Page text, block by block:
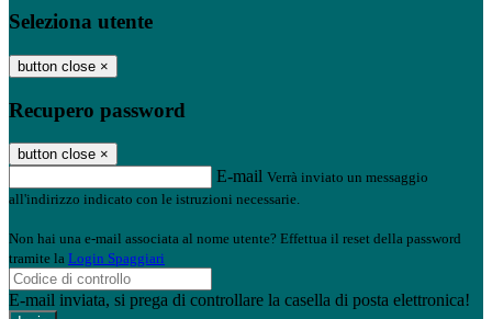
Seleziona utente
button close ×
Recupero password
button close ×
E-mail Verrà inviato un messaggio
all'indirizzo indicato con le istruzioni necessarie.
Non hai una e-mail associata al nome utente? Effettua il reset della password
tramite la Login Spaggiari
E-mail inviata, si prega di controllare la casella di posta elettronica!